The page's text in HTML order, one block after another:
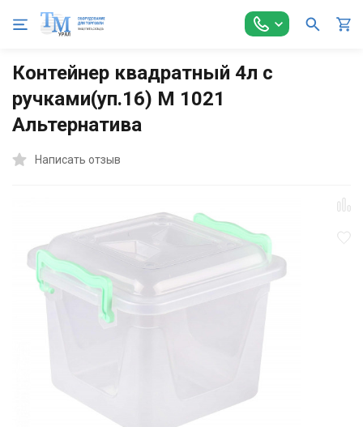
Главная Оборудование для Общепита Посуда и инвентарь
Контейнер квадратный 4л с
ручками(уп.16) М 1021
Альтернатива
Написать отзыв